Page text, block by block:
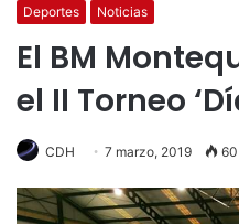
Deportes Noticias
El BM
el II Torneo
CDH 7 marzo, 2019 60